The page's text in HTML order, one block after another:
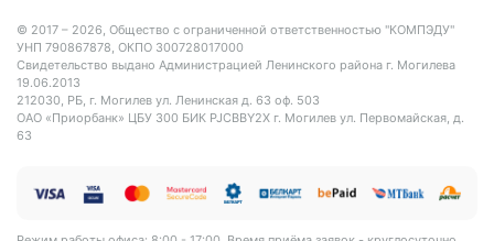
© 2017 – 2026, Общество с ограниченной ответственностью "КОМПЭДУ"
УНП 790867878, ОКПО 300728017000
Свидетельство выдано Администрацией Ленинского района г. Могилева
19.06.2013
212030, РБ, г. Могилев ул. Ленинская д. 63 оф. 503
ОАО «Приорбанк» ЦБУ 300 БИК PJCBBY2X г. Могилев ул. Первомайская, д.
63